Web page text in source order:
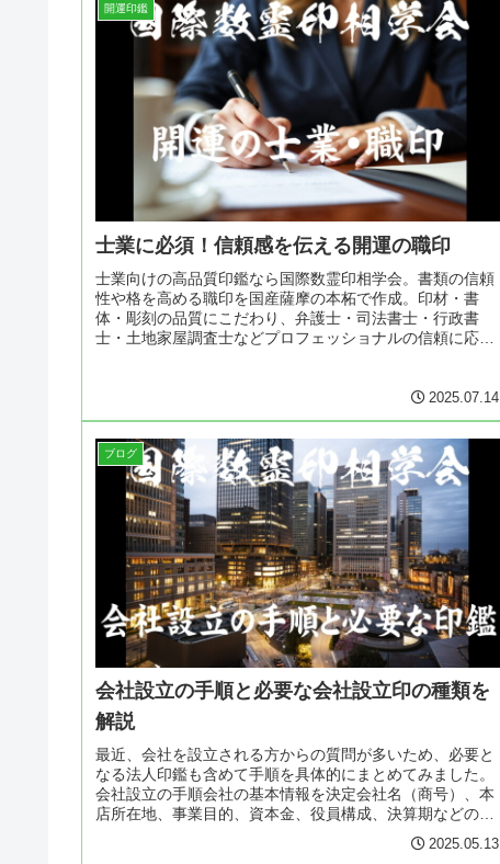
開運印鑑
士業に必須！信頼感を伝える開運の職印
士業向けの高品質印鑑なら国際数霊印相学会。書類の信頼
性や格を高める職印を国産薩摩の本柘で作成。印材・書
体・彫刻の品質にこだわり、弁護士・司法書士・行政書
士・土地家屋調査士などプロフェッショナルの信頼に応え
2025.07.14
ブログ
会社設立の手順と必要な会社設立印の種類を
解説
最近、会社を設立される方からの質問が多いため、必要と
なる法人印鑑も含めて手順を具体的にまとめてみました。
会社設立の手順会社の基本情報を決定会社名（商号）、本
店所在地、事業目的、資本金、役員構成、決算期などの基
2025.05.13